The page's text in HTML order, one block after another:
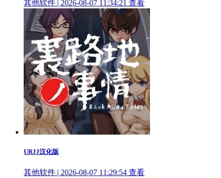
其他软件 | 2026-08-07 11:34:21 查看
URJJ汉化版
其他软件 | 2026-08-07 11:29:54 查看